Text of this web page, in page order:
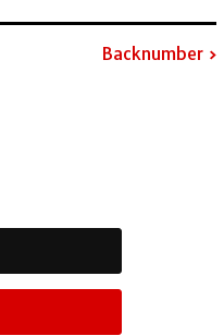
Backnumber